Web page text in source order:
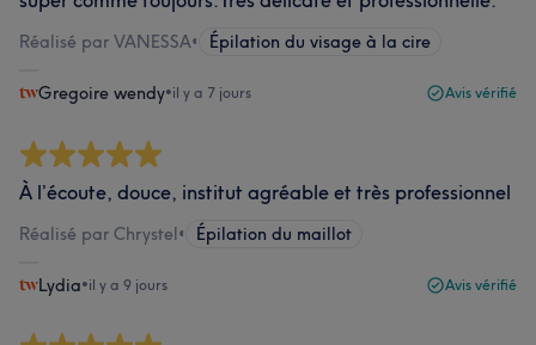
Réalisé par VANESSA• Épilation du visage à la cire
Gregoire wendy•il y a 7 jours Avis vérifié
À l’écoute, douce, institut agréable et très professionnel
Réalisé par Chrystel• Épilation du maillot
Lydia•il y a 9 jours Avis vérifié